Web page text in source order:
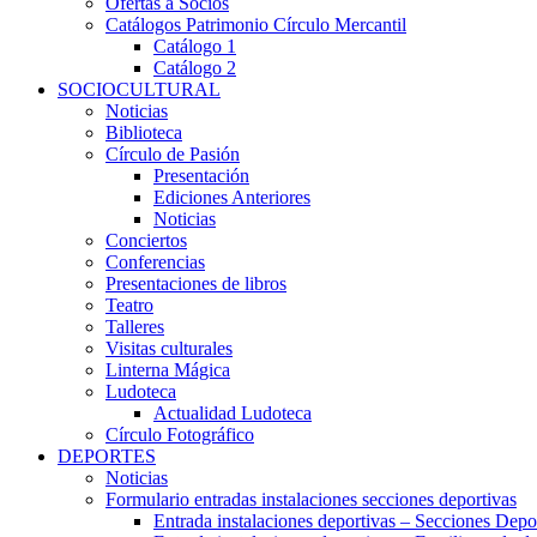
Catálogos Patrimonio Círculo Mercantil
Catálogo 1
Catálogo 2
SOCIOCULTURAL
Noticias
Biblioteca
Círculo de Pasión
Presentación
Ediciones Anteriores
Noticias
Conciertos
Conferencias
Presentaciones de libros
Teatro
Talleres
Visitas culturales
Linterna Mágica
Ludoteca
Actualidad Ludoteca
Círculo Fotográfico
DEPORTES
Noticias
Formulario entradas instalaciones secciones deportivas
Entrada instalaciones deportivas – Secciones